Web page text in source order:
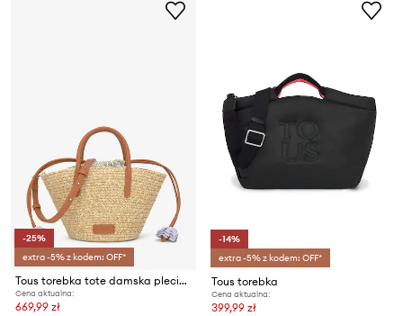
-25%
extra -5% z kodem: OFF*
Tous torebka tote damska pleciona
Cena aktualna:
669,99 zł
-14%
extra -5% z kodem: OFF*
Tous torebka
Cena aktualna:
399,99 zł